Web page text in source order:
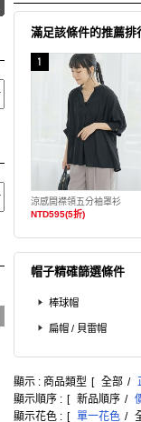
滿足該條件的推薦排
涼感開襟領五分袖罩衫
NTD595(5折)
帽子精確篩選條件
棒球帽
扁帽 / 貝雷帽
顯示 : 商品類型 [ 全部 /
顯示順序 : [ 新品順序 /
顯示花色 : [ 單一花色 /